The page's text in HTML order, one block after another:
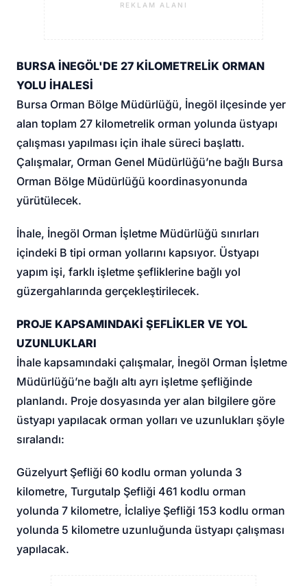
REKLAM ALANI
BURSA İNEGÖL'DE 27 KİLOMETRELİK ORMAN
YOLU İHALESİ
Bursa Orman Bölge Müdürlüğü, İnegöl ilçesinde yer
alan toplam 27 kilometrelik orman yolunda üstyapı
çalışması yapılması için ihale süreci başlattı.
Çalışmalar, Orman Genel Müdürlüğü’ne bağlı Bursa
Orman Bölge Müdürlüğü koordinasyonunda
yürütülecek.
İhale, İnegöl Orman İşletme Müdürlüğü sınırları
içindeki B tipi orman yollarını kapsıyor. Üstyapı
yapım işi, farklı işletme şefliklerine bağlı yol
güzergahlarında gerçekleştirilecek.
PROJE KAPSAMINDAKİ ŞEFLİKLER VE YOL
UZUNLUKLARI
İhale kapsamındaki çalışmalar, İnegöl Orman İşletme
Müdürlüğü’ne bağlı altı ayrı işletme şefliğinde
planlandı. Proje dosyasında yer alan bilgilere göre
üstyapı yapılacak orman yolları ve uzunlukları şöyle
sıralandı:
Güzelyurt Şefliği 60 kodlu orman yolunda 3
kilometre, Turgutalp Şefliği 461 kodlu orman
yolunda 7 kilometre, İclaliye Şefliği 153 kodlu orman
yolunda 5 kilometre uzunluğunda üstyapı çalışması
yapılacak.